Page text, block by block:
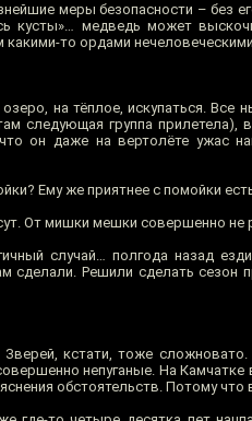
меры безопасности – без
кусты»… медведь может
какими-то ордами
на тёплое, искупаться. Все
следующая группа прилетела),
он даже на вертолёте ужас
Ему же приятнее с помойки
От мишки мешки совершенно не
случай… полгода назад
сделали. Решили сделать
Зверей, кстати, тоже
непуганые. На
обстоятельств. Потому что